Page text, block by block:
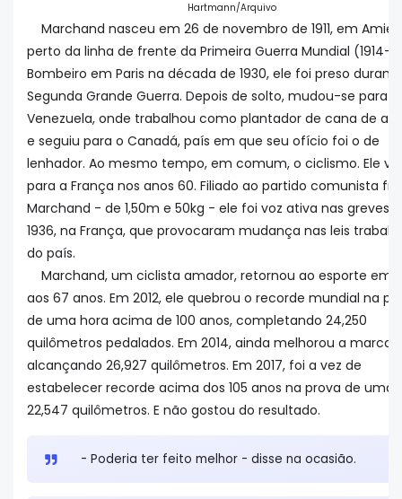
Hartmann/Arquivo
Marchand nasceu em 26 de novembro de 1911, em
perto da linha de frente da Primeira Guerra Mundial (1914-
Bombeiro em Paris na década de 1930, ele foi preso
Segunda Grande Guerra. Depois de solto, mudou-se para a
Venezuela, onde trabalhou como plantador de cana de
e seguiu para o Canadá, país em que seu ofício foi o de
lenhador. Ao mesmo tempo, em comum, o ciclismo. Ele
para a França nos anos 60. Filiado ao partido comunista
Marchand - de 1,50m e 50kg - ele foi voz ativa nas greves
1936, na França, que provocaram mudança nas leis
do país.
Marchand, um ciclista amador, retornou ao esporte em
aos 67 anos. Em 2012, ele quebrou o recorde mundial na
de uma hora acima de 100 anos, completando 24,250
quilômetros pedalados. Em 2014, ainda melhorou a marca,
alcançando 26,927 quilômetros. Em 2017, foi a vez de
estabelecer recorde acima dos 105 anos na prova de uma
22,547 quilômetros. E não gostou do resultado.
- Poderia ter feito melhor - disse na ocasião.